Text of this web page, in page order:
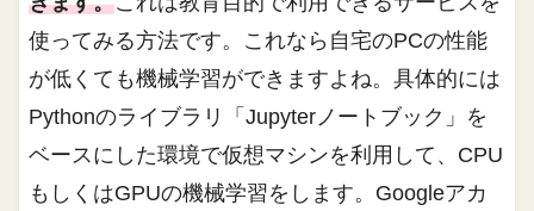
使ってみる方法です。これなら自宅のPCの性能
が低くても機械学習ができますよね。具体的には
Pythonのライブラリ「Jupyterノートブック」を
ベースにした環境で仮想マシンを利用して、CPU
もしくはGPUの機械学習をします。Googleアカ